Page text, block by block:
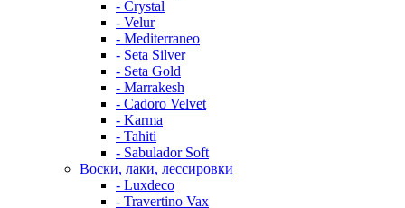
- Crystal
- Velur
- Mediterraneo
- Seta Silver
- Seta Gold
- Marrakesh
- Cadoro Velvet
- Karma
- Tahiti
- Sabulador Soft
Воски, лаки, лессировки
- Luxdeco
- Travertino Vax